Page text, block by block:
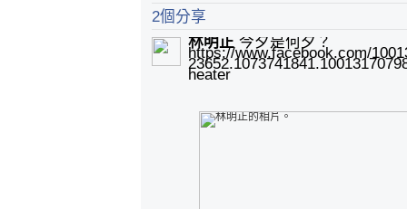
2個分享
林明正 今夕是何夕？
https://www.facebook.com/
heater